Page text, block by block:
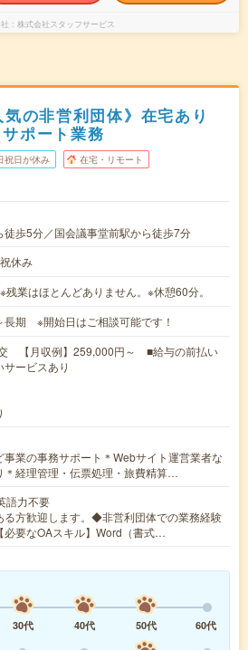
株式会社スタッフサービス
の非営利団体》在宅あり
ポート業務
祝日が休み 在宅・リモート
徒歩5分／国会議事堂前駅から徒歩7分
休み
業はほとんどありません。※休憩60分。
長期 ※開始日はご相談可能です！
【月収例】259,000円～ ■給与の前払い
ービスあり
事業の事務サポート＊Webサイト運営業者な
＊経理管理・伝票処理・旅費精算…
語力不要
方歓迎します。◆非営利団体での業務経験
要なOAスキル】Word（書式…
30代 40代 50代
60代